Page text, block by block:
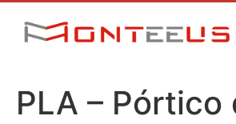
PLA – Pórtico